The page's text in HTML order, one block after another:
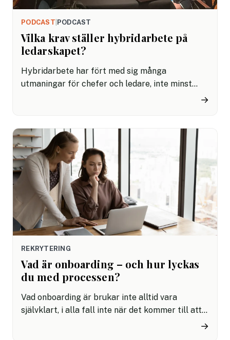
PODCAST PODCAST
Vilka krav ställer hybridarbete på
ledarskapet?
Hybridarbete har fört med sig många
utmaningar för chefer och ledare, inte minst
arbetsplatser för att gynna produktiviteten,
medarbetarna och utvecklingen.
→
REKRYTERING
Vad är onboarding – och hur lyckas
du med processen?
Vad onboarding är brukar inte alltid vara
självklart, i alla fall inte när det kommer till att
definiera processen. Men en lyckad introduktion→